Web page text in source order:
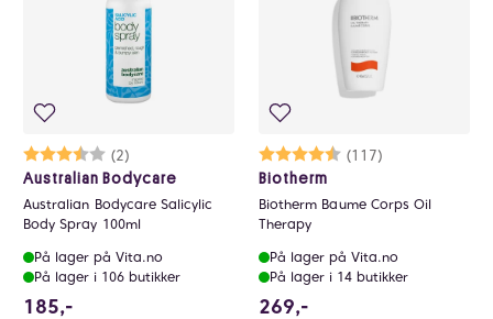
Karakter:
(2)
3.5 av 5 mulige
Australian Bodycare
Australian Bodycare Salicylic
Body Spray 100ml
På lager på Vita.no
På lager i 106 butikker
185,-
Karakter:
(117)
4.8 av 5 mulige
Biotherm
Biotherm Baume Corps Oil
Therapy
På lager på Vita.no
På lager i 14 butikker
269,-